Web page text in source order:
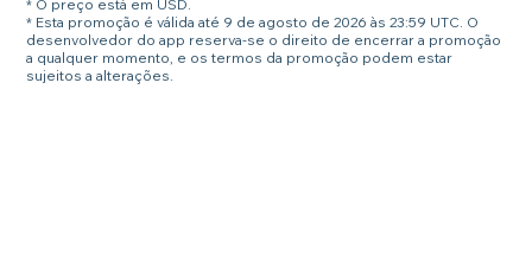
* O preço está em USD.
* Esta promoção é válida até 9 de agosto de 2026 às 23:59 UTC. O
desenvolvedor do app reserva-se o direito de encerrar a promoção
a qualquer momento, e os termos da promoção podem estar
sujeitos a alterações.